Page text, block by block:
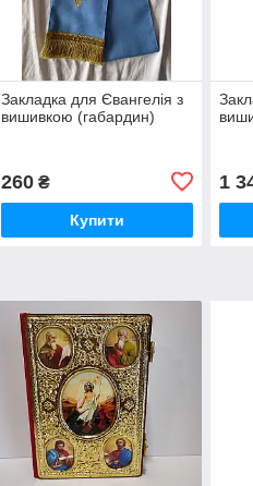
Закладка для Євангелія з
вишивкою (габардин)
260₴
Купити
1